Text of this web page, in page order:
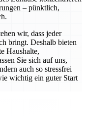
– pünktlich,
wir, dass jeder
bringt. Deshalb bieten
Haushalte,
Sie sich auf uns,
auch so stressfrei
wichtig ein guter Start